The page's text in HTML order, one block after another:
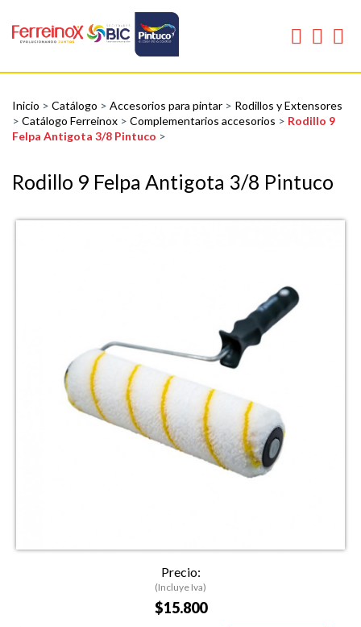
Inicio > Catálogo > Accesorios para pintar > Rodillos y Extensores
> Catálogo Ferreinox > Complementarios accesorios > Rodillo 9
Felpa Antigota 3/8 Pintuco >
Rodillo 9 Felpa Antigota 3/8 Pintuco
Precio:
(Incluye Iva)
$15.800